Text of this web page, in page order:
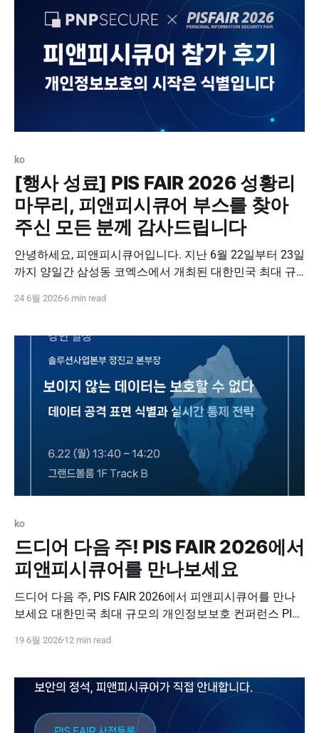
ko
[행사 성료] PIS FAIR 2026 성황리
마무리, 피앤피시큐어 부스를 찾아
주신 모든 분께 감사드립니다
안녕하세요, 피앤피시큐어입니다. 지난 6월 22일부터 23일
까지 양일간 삼성동 코엑스에서 개최된 대한민국 최대 규
러분의 뜨거운 성원 속에 성황리에 막을 내렸습니다. 양일
신 가운데, 피앤피시큐어 부스 역시 끊임없는 발길로 유익
한 소통의 장이 이어졌습니다. 뜨거웠던 1일차와 2일차의
24 6월 2026 6 min read
ko
드디어 다음 주! PIS FAIR 2026에서
피앤피시큐어를 만나보세요
드디어 다음 주, PIS FAIR 2026에서 피앤피시큐어를 만나
보세요 대한민국 최대 규모의 개인정보보호 컨퍼런스 PIS
사에서 개인정보 접속기록 관리와 데이터 공격 표면 식별·
기 PIS FAIR 2026 드디어 다음 주! PIS FAIR 2026에서 피앤
피시큐어를 만나보세요 안녕하세요,
19 6월 2026 12 min read